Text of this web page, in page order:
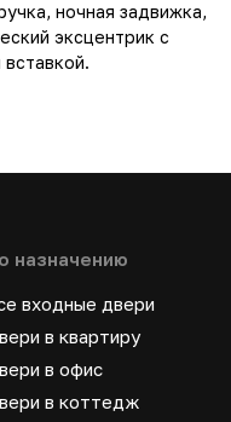
ночная задвижка,
эксцентрик с
назначению
входные двери
в квартиру
в офис
в коттедж